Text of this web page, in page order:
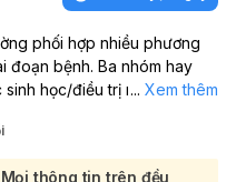
phối hợp nhiều phương
đoạn bệnh. Ba nhóm hay
học/điều trị nhắm trúng
đánh giá để chọn phác
... Xem thêm
Mọi thông tin trên đều